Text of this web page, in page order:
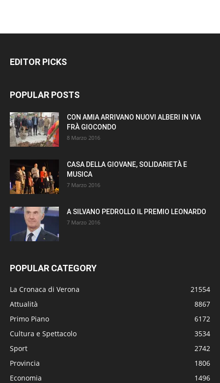
EDITOR PICKS
POPULAR POSTS
CON AMIA ARRIVANO NUOVI ALBERI IN VIA
FRÀ GIOCONDO
8 Marzo 2016
CASA DELLA GIOVANE, SOLIDARIETÀ E
MUSICA
7 Marzo 2016
A SILVANO PEDROLLO IL PREMIO LEONARDO
7 Marzo 2016
POPULAR CATEGORY
La Cronaca di Verona
21554
Attualità
8867
Primo Piano
6172
Cultura e Spettacolo
3534
Sport
2742
Provincia
1806
Economia
1496